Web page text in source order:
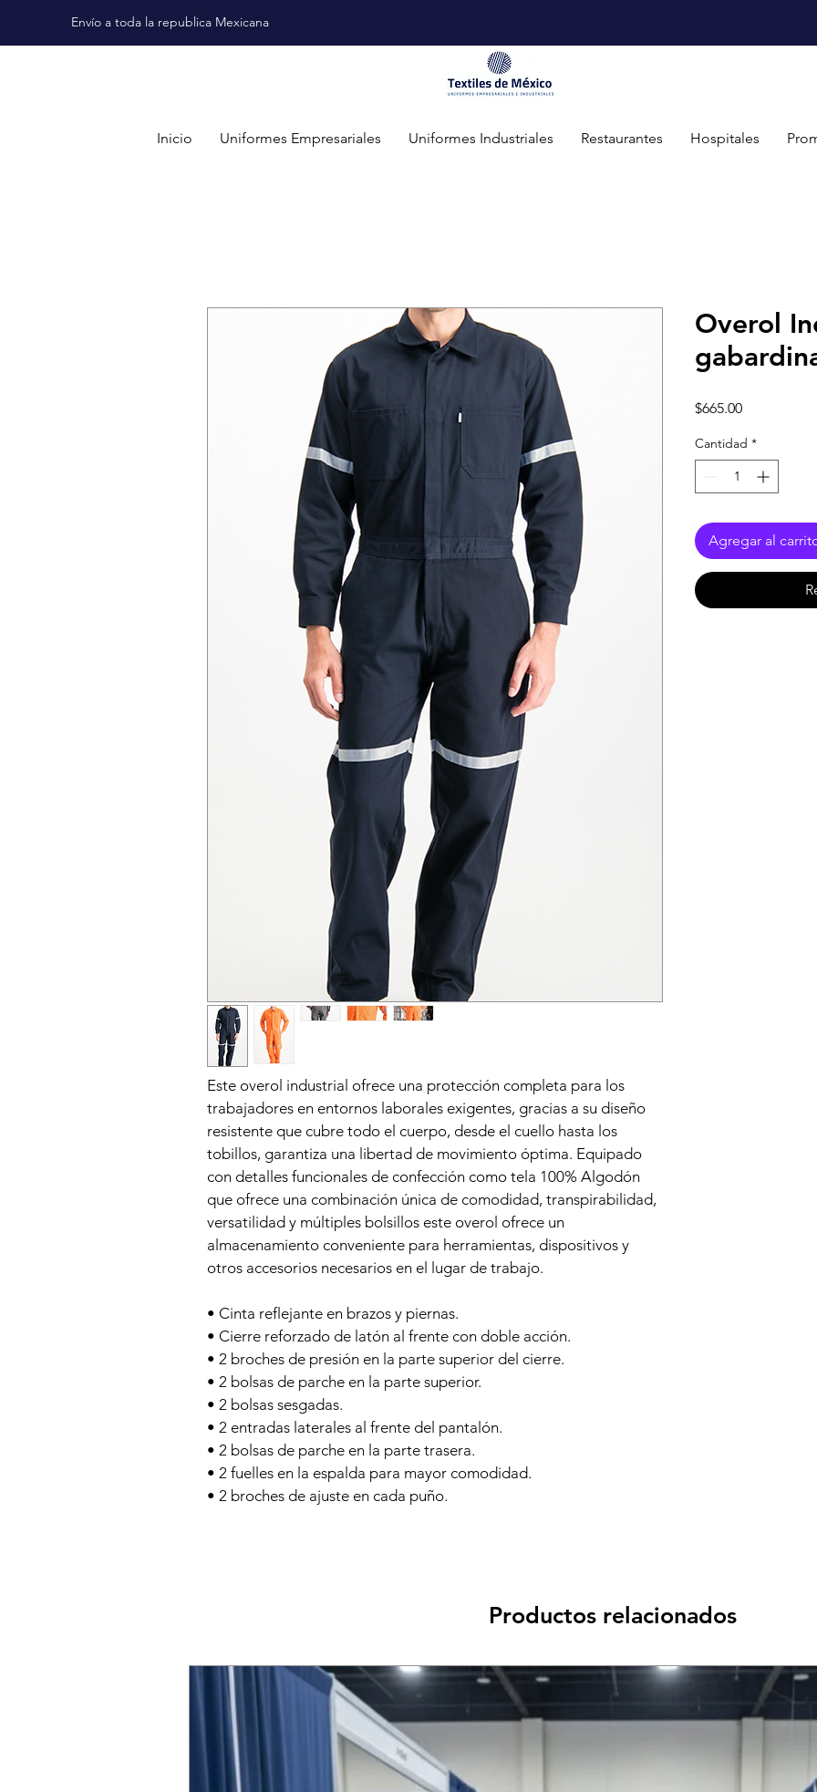
Envío a toda la republica Mexicana
Inicio Uniformes Empresariales Uniformes Industriales Restaurantes Hospitales
Este overol industrial ofrece una protección completa para los
trabajadores en entornos laborales exigentes, gracias a su diseño
resistente que cubre todo el cuerpo, desde el cuello hasta los
tobillos, garantiza una libertad de movimiento óptima. Equipado
con detalles funcionales de confección como tela 100% Algodón
que ofrece una combinación única de comodidad, transpirabilidad,
versatilidad y múltiples bolsillos este overol ofrece un
almacenamiento conveniente para herramientas, dispositivos y
otros accesorios necesarios en el lugar de trabajo.
• Cinta reflejante en brazos y piernas.
• Cierre reforzado de latón al frente con doble acción.
• 2 broches de presión en la parte superior del cierre.
• 2 bolsas de parche en la parte superior.
• 2 bolsas sesgadas.
• 2 entradas laterales al frente del pantalón.
• 2 bolsas de parche en la parte trasera.
• 2 fuelles en la espalda para mayor comodidad.
• 2 broches de ajuste en cada puño.
Overol
$665.00Precio
Cantidad *
Agregar al
Productos relacionados